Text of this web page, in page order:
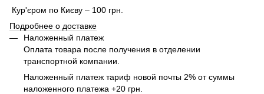
Кур'єром по Києву – 100 грн.
Подробнее о доставке
Наложенный платеж
Оплата товара после получения в отделении
транспортной компании.
Наложенный платеж тариф новой почты 2% от суммы
наложенного платежа +20 грн.